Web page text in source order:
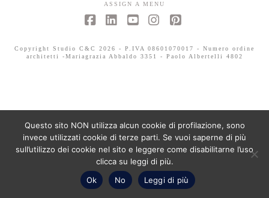
ASSIGN A MENU
Copyright Studio C&C 2026 - P.IVA 08601070017 - Numero ordine
architetti -Mariagrazia Abbaldo 3351 - Paolo Albertelli 4802
Questo sito NON utilizza alcun cookie di profilazione, sono
invece utilizzati cookie di terze parti. Se vuoi saperne di più
sull’utilizzo dei cookie nel sito e leggere come disabilitarne l’uso
clicca su leggi di più.
Ok
No Leggi di più